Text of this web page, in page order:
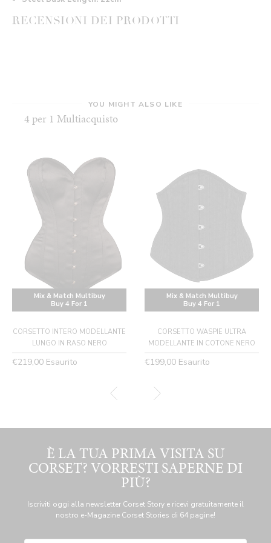
RECENSIONI DEI PRODOTTI
YOU MIGHT ALSO LIKE
4 per 1 Multiacquisto
Mix & Match Multibuy
Buy 4 For 1
CORSETTO INTERO MODELLANTE
LUNGO IN RASO NERO
Prezzo
€219,00 Esaurito
Mix & Match Multibuy
Buy 4 For 1
CORSETTO WASPIE ULTRA
MODELLANTE IN COTONE NERO
Prezzo
€199,00 Esaurito
È LA TUA PRIMA VISITA SU
CORSET? VORRESTI SAPERNE DI
PIÙ?
Iscriviti oggi alla newsletter Corset Story e ricevi gratuitamente il
nostro e-Magazine Corset Stories di 64 pagine!